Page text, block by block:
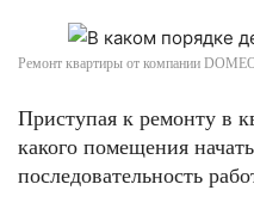
Ремонт квартиры от компании
Приступая к ремонту в
какого помещения
последовательность